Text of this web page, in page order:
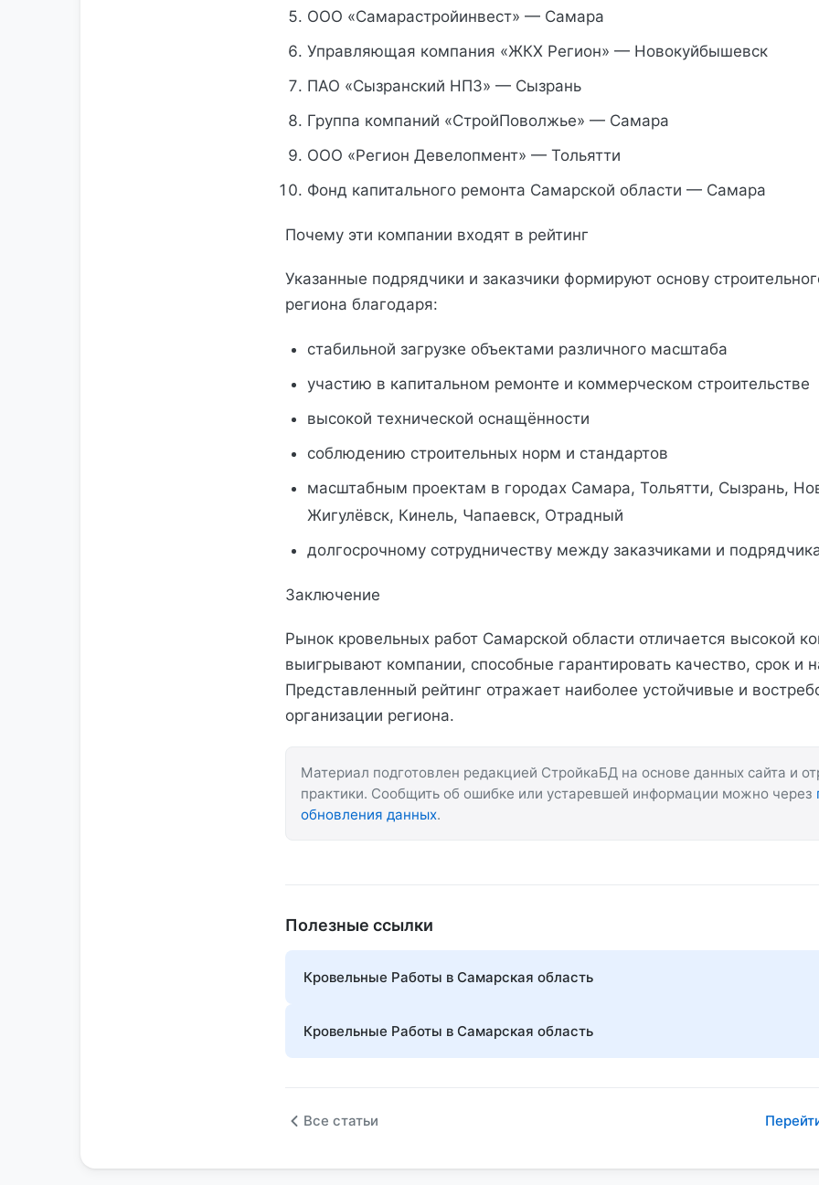
ООО «Самарастройинвест» — Самара
Управляющая компания «ЖКХ Регион» — Новокуйбышевск
ПАО «Сызранский НПЗ» — Сызрань
Группа компаний «СтройПоволжье» — Самара
ООО «Регион Девелопмент» — Тольятти
Фонд капитального ремонта Самарской области — Самара
Почему эти компании входят в рейтинг
Указанные подрядчики и заказчики формируют основу
региона благодаря:
стабильной загрузке объектами различного масштаба
участию в капитальном ремонте и коммерческом строительстве
высокой технической оснащённости
соблюдению строительных норм и стандартов
масштабным проектам в городах Самара, Тольятти, Сызрань,
Жигулёвск, Кинель, Чапаевск, Отрадный
долгосрочному сотрудничеству между заказчиками и
Заключение
Рынок кровельных работ Самарской области отличается высокой
выигрывают компании, способные гарантировать качество, срок и
Представленный рейтинг отражает наиболее устойчивые и
организации региона.
Материал подготовлен редакцией СтройкаБД на основе данных сайта и
практики. Сообщить об ошибке или устаревшей информации можно через
обновления данных.
Полезные ссылки
Кровельные Работы в Самарская область
Кровельные Работы в Самарская область
Все статьи